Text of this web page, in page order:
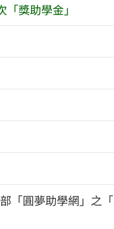
獎助學金」
「圓夢助學網」之